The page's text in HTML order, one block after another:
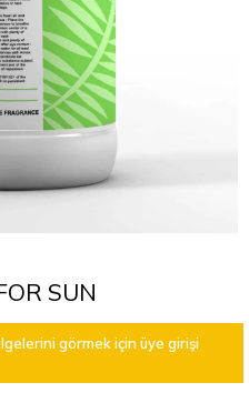
SUN
görmek için üye girişi